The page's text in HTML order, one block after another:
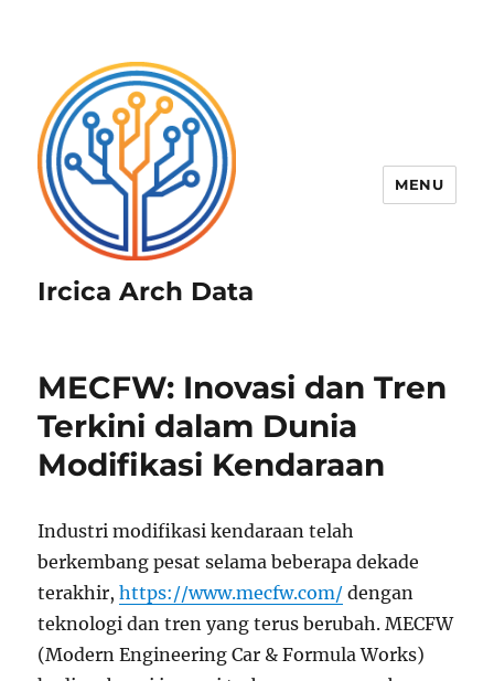
Ircica Arch Data
MENU
MECFW: Inovasi dan Tren
Terkini dalam Dunia
Modifikasi Kendaraan
Industri modifikasi kendaraan telah
berkembang pesat selama beberapa dekade
terakhir,https://www.mecfw.com/ dengan
teknologi dan tren yang terus berubah. MECFW
(Modern Engineering Car & Formula Works)